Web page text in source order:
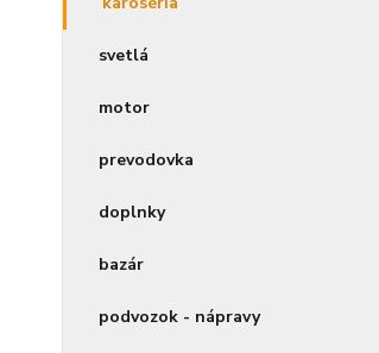
svetlá
motor
prevodovka
doplnky
bazár
podvozok - nápravy